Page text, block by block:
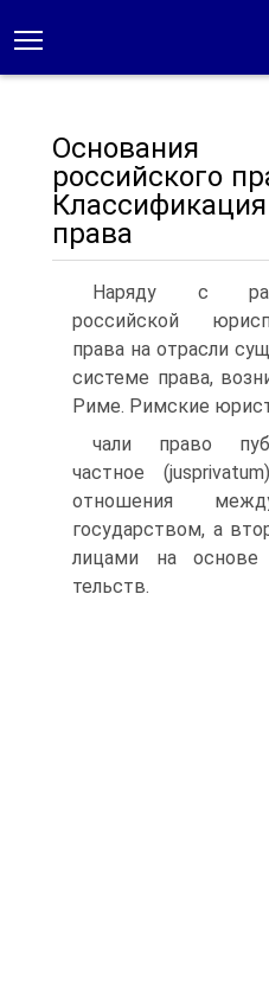
российского
права
Наряду с
российской
права на отрасли
системе права,
Риме. Римские
чали право
частное
отношения
государством, а
лицами на
тельств.